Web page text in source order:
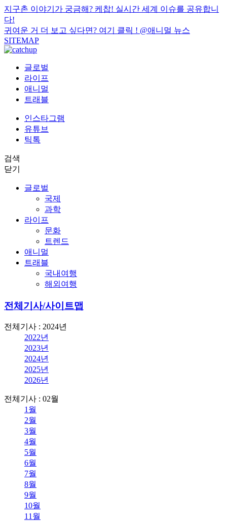
지구촌 이야기가 궁금해? 케찹! 실시간 세계 이슈를 공유합니
다!
귀여운 거 더 보고 싶다면? 여기 클릭 ! @애니멀 뉴스
SITEMAP
글로벌
라이프
애니멀
트래블
인스타그램
유튜브
틱톡
검색
닫기
글로벌
국제
과학
라이프
문화
트렌드
애니멀
트래블
국내여행
해외여행
전체기사/사이트맵
전체기사 : 2024년
2022년
2023년
2024년
2025년
2026년
전체기사 : 02월
1월
2월
3월
4월
5월
6월
7월
8월
9월
10월
11월